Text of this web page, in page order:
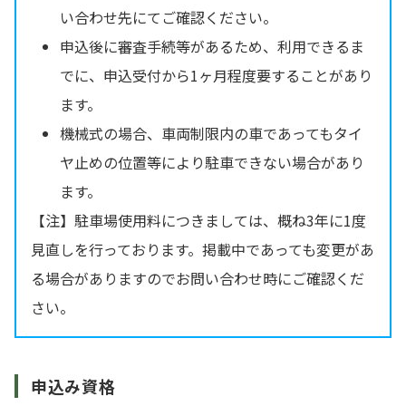
い合わせ先にてご確認ください。
申込後に審査手続等があるため、利用できるま
でに、申込受付から1ヶ月程度要することがあり
ます。
機械式の場合、車両制限内の車であってもタイ
ヤ止めの位置等により駐車できない場合があり
ます。
【注】駐車場使用料につきましては、概ね3年に1度
見直しを行っております。掲載中であっても変更があ
る場合がありますのでお問い合わせ時にご確認くだ
さい。
申込み資格